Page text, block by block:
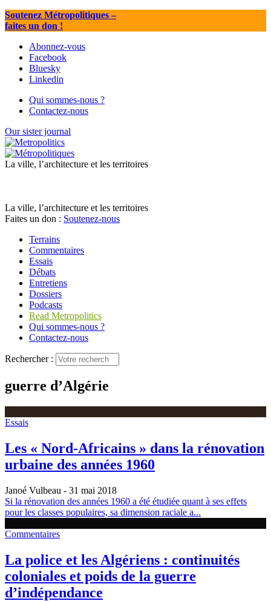
Soutenez Métropolitiques–
faites un don !
Abonnez-vous
Facebook
Bluesky
Linkedin
Qui sommes-nous ?
Contactez-nous
Our sister journal
La ville, l’architecture et les territoires
La ville, l’architecture et les territoires
Faites un don : Soutenez-nous
Terrains
Commentaires
Essais
Débats
Entretiens
Dossiers
Podcasts
Read Metropolitics
Qui sommes-nous ?
Contactez-nous
Rechercher :
guerre d’Algérie
Essais
Les « Nord-Africains » dans la rénovation
urbaine des années 1960
Janoé Vulbeau - 31 mai 2018
Si la rénovation des années 1960 a été étudiée quant à ses effets
pour les classes populaires, sa dimension raciale a...
Commentaires
La police et les Algériens : continuités
coloniales et poids de la guerre
d’indépendance